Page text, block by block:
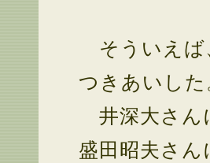
そういえば
つきあいした
井深大さん
盛田昭夫さ